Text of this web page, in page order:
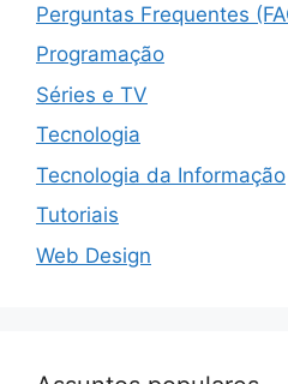
Perguntas Frequentes
Programação
Séries e TV
Tecnologia
Tecnologia da Informação
Tutoriais
Web Design